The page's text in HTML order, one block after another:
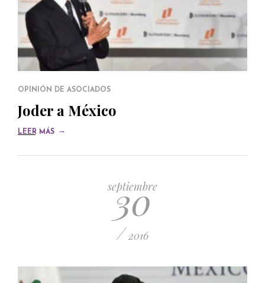
OPINIÓN DE ASOCIADOS
Joder a México
LEER MÁS →
septiembre
30
/ 2016